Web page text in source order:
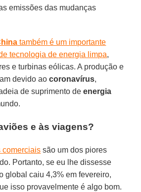
emissões das mudanças
também é um importante
tecnologia de energia limpa,
e turbinas eólicas. A produção e
devido aocoronavírus,
de suprimento deenergia
e às viagens?
comerciais são um dos piores
Portanto, se eu lhe dissesse
global caiu 4,3% em fevereiro,
isso provavelmente é algo bom.